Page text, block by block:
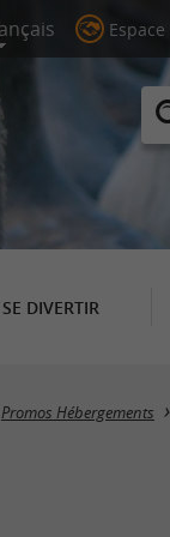
Espace
SE DIVERTIR
Promos Hébergements